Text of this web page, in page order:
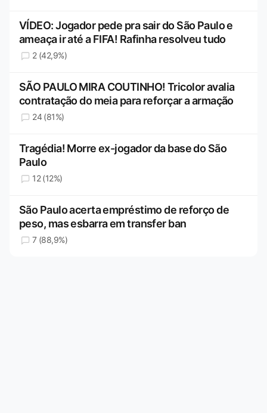
VÍDEO: Jogador pede pra sair do São Paulo e
ameaça ir até a FIFA! Rafinha resolveu tudo
2 (42,9%)
SÃO PAULO MIRA COUTINHO! Tricolor avalia
contratação do meia para reforçar a armação
24 (81%)
Tragédia! Morre ex-jogador da base do São
Paulo
12 (12%)
São Paulo acerta empréstimo de reforço de
peso, mas esbarra em transfer ban
7 (88,9%)